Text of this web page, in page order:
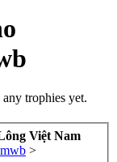
trophies yet.
Việt Nam
>